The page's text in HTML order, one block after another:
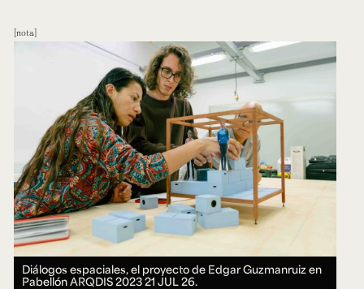
nota
Diálogos espaciales, el proyecto de Edgar Guzmanruiz en
Pabellón ARQDIS 202321 JUL 26.